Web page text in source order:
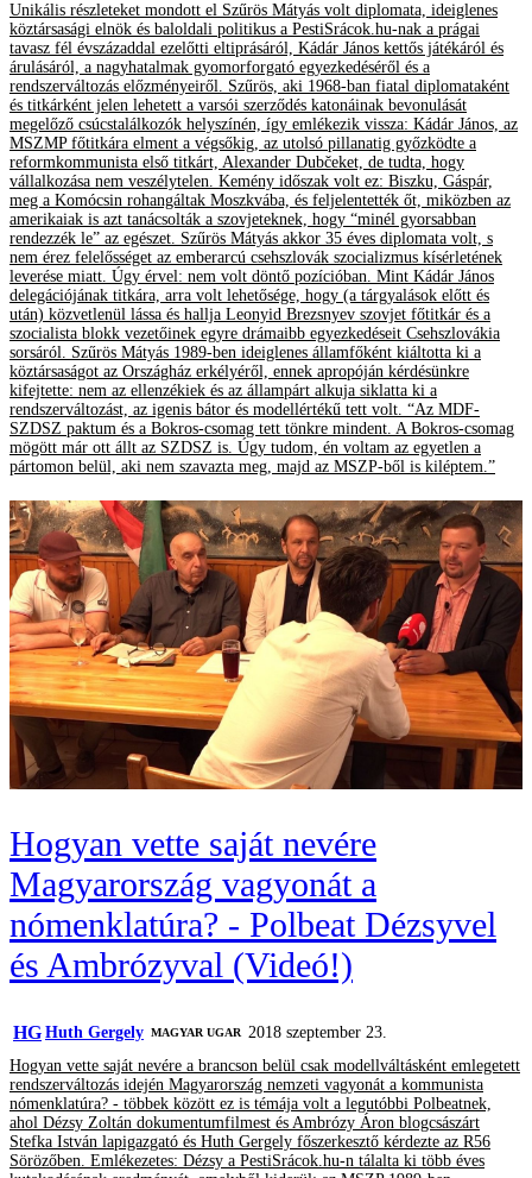
Unikális részleteket mondott el Szűrös Mátyás volt diplomata, ideiglenes
köztársasági elnök és baloldali politikus a PestiSrácok.hu-nak a prágai
tavasz fél évszázaddal ezelőtti eltiprásáról, Kádár János kettős játékáról és
árulásáról, a nagyhatalmak gyomorforgató egyezkedéséről és a
rendszerváltozás előzményeiről. Szűrös, aki 1968-ban fiatal diplomataként
és titkárként jelen lehetett a varsói szerződés katonáinak bevonulását
megelőző csúcstalálkozók helyszínén, így emlékezik vissza: Kádár János, az
MSZMP főtitkára elment a végsőkig, az utolsó pillanatig győzködte a
reformkommunista első titkárt, Alexander Dubčeket, de tudta, hogy
vállalkozása nem veszélytelen. Kemény időszak volt ez: Biszku, Gáspár,
meg a Komócsin rohangáltak Moszkvába, és feljelentették őt, miközben az
amerikaiak is azt tanácsolták a szovjeteknek, hogy “minél gyorsabban
rendezzék le” az egészet. Szűrös Mátyás akkor 35 éves diplomata volt, s
nem érez felelősséget az emberarcú csehszlovák szocializmus kísérletének
leverése miatt. Úgy érvel: nem volt döntő pozícióban. Mint Kádár János
delegációjának titkára, arra volt lehetősége, hogy (a tárgyalások előtt és
után) közvetlenül lássa és hallja Leonyid Brezsnyev szovjet főtitkár és a
szocialista blokk vezetőinek egyre drámaibb egyezkedéseit Csehszlovákia
sorsáról. Szűrös Mátyás 1989-ben ideiglenes államfőként kiáltotta ki a
köztársaságot az Országház erkélyéről, ennek apropóján kérdésünkre
kifejtette: nem az ellenzékiek és az állampárt alkuja siklatta ki a
rendszerváltozást, az igenis bátor és modellértékű tett volt. “Az MDF-
SZDSZ paktum és a Bokros-csomag tett tönkre mindent. A Bokros-csomag
mögött már ott állt az SZDSZ is. Úgy tudom, én voltam az egyetlen a
pártomon belül, aki nem szavazta meg, majd az MSZP-ből is kiléptem.”
Hogyan vette saját nevére
Magyarország vagyonát a
nómenklatúra? - Polbeat Dézsyvel
és Ambrózyval (Videó!)
HG Huth Gergely MAGYAR UGAR 2018 szeptember 23.
Hogyan vette saját nevére a brancson belül csak modellváltásként emlegetett
rendszerváltozás idején Magyarország nemzeti vagyonát a kommunista
nómenklatúra? - többek között ez is témája volt a legutóbbi Polbeatnek,
ahol Dézsy Zoltán dokumentumfilmest és Ambrózy Áron blogcsászárt
Stefka István lapigazgató és Huth Gergely főszerkesztő kérdezte az R56
Sörözőben. Emlékezetes: Dézsy a PestiSrácok.hu-n tálalta ki több éves